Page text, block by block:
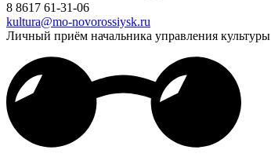
8 8617 61-31-06
kultura@mo-novorossiysk.ru
Личный приём начальника управления культуры